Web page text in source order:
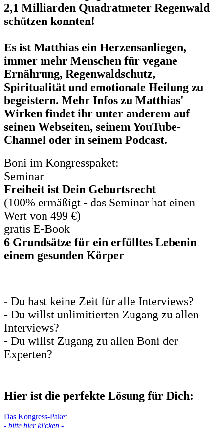
2,1 Milliarden Quadratmeter Regenwald
schützen konnten!
Es ist Matthias ein Herzensanliegen,
immer mehr Menschen für vegane
Ernährung, Regenwaldschutz,
Spiritualität und emotionale Heilung zu
begeistern. Mehr Infos zu Matthias'
Wirken findet ihr unter anderem auf
seinen Webseiten, seinem YouTube-
Channel oder in seinem Podcast.
Boni im Kongresspaket:
Seminar
Freiheit ist Dein Geburtsrecht
(100% ermäßigt - das Seminar hat einen
Wert von 499 €)
gratis E-Book
6 Grundsätze für ein erfülltes Lebenin
einem gesunden Körper
- Du hast keine Zeit für alle Interviews?
- Du willst unlimitierten Zugang zu allen
Interviews?
- Du willst Zugang zu allen Boni der
Experten?
Hier ist die perfekte Lösung für Dich:
Das Kongress-Paket
- bitte hier klicken -